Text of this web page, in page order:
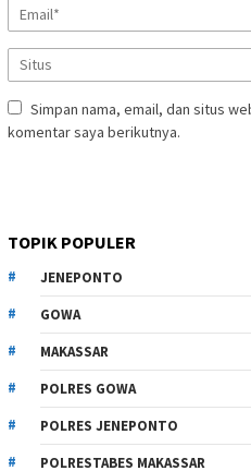
Simpan nama, email, dan situs
komentar saya berikutnya.
TOPIK POPULER
JENEPONTO
GOWA
MAKASSAR
POLRES GOWA
POLRES JENEPONTO
POLRESTABES MAKASSAR